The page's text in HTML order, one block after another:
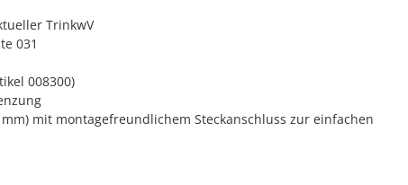
TrinkwV
031
008300)
mit montagefreundlichem Steckanschluss zur einfachen